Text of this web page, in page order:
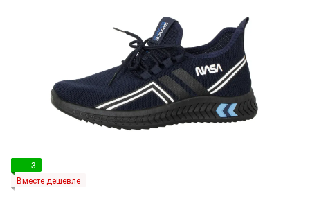
3
Вместе дешевле